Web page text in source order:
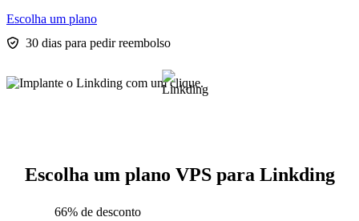
Escolha um plano
30 dias para pedir reembolso
Escolha um plano VPS para Linkding
66% de desconto